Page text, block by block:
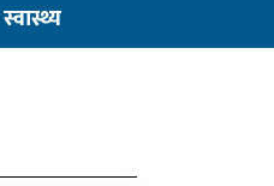
स्वास्थ्य